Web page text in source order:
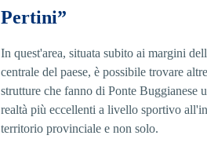
Pertini”
In quest'area, situata subito ai margini
centrale del paese, è possibile trovare
strutture che fanno di Ponte Buggianese
realtà più eccellenti a livello sportivo
territorio provinciale e non solo.